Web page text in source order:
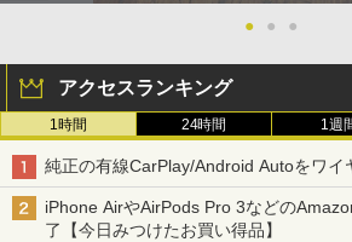
● ● ●
アクセスランキング
1時間 24時間 1週
純正の有線CarPlay/Android Autoをワイ
iPhone AirやAirPods Pro 3などの
了【今日みつけたお買い得品】